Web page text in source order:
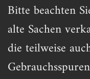
Bitte beachten
alte Sachen
die teilweise